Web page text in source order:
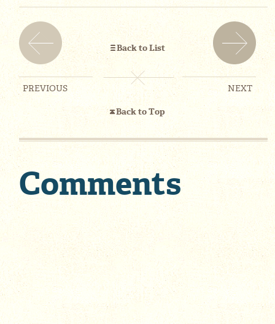
PREVIOUS NEXT
Back to List
Back to Top
Comments